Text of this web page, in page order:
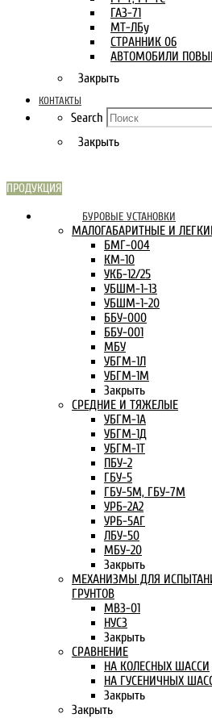
ГАЗ-71
МТ-ЛБу
СТРАННИК 06
АВТОМОБИЛИ
Закрыть
КОНТАКТЫ
Search
Закрыть
ПРОДУКЦИЯ
БУРОВЫЕ УСТАНОВКИ
МАЛОГАБАРИТНЫЕ И
БМГ-004
КМ-10
УКБ-12/25
УБШМ-1-13
УБШМ-1-20
ББУ-000
ББУ-001
МБУ
УБГМ-1Л
УБГМ-1М
Закрыть
СРЕДНИЕ И ТЯЖЕЛЫЕ
УБГМ-1А
УБГМ-1Д
УБГМ-1Т
ПБУ-2
ГБУ-5
ГБУ-5М, ГБУ-7М
УРБ-2А2
УРБ-5АГ
ЛБУ-50
МБУ-20
Закрыть
МЕХАНИЗМЫ ДЛЯ
ГРУНТОВ
МВЗ-01
НУСЗ
Закрыть
СРАВНЕНИЕ
НА КОЛЕСНЫХ ШАССИ
НА ГУСЕНИЧНЫХ
Закрыть
Закрыть